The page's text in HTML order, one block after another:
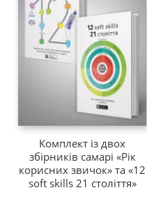
Комплект із двох
збірників самарі «Рік
корисних звичок» та «12
soft skills 21 століття»